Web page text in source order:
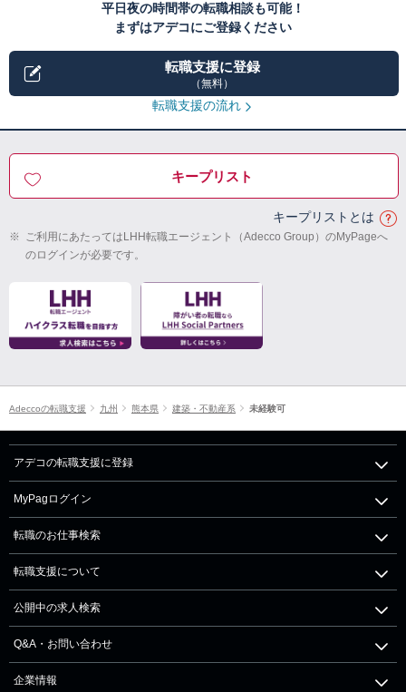
平日夜の時間帯の転職相談も可能！
まずはアデコにご登録ください
転職支援に登録
（無料）
転職支援の流れ
キープリスト
キープリストとは
※ ご利用にあたってはLHH転職エージェント（Adecco Group）のMyPageへ
のログインが必要です。
Adeccoの転職支援 九州 熊本県 建築・不動産系 未経験可
アデコの転職支援に登録
MyPagログイン
転職のお仕事検索
転職支援について
公開中の求人検索
Q&A・お問い合わせ
企業情報